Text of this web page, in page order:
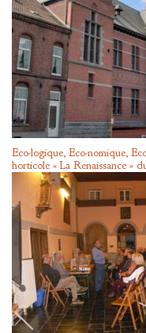
Eco-logique, Eco-nomique,
horticole « La Renaissance »